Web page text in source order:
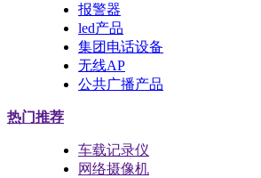
报警器
led产品
集团电话设备
无线AP
公共广播产品
热门推荐
车载记录仪
网络摄像机